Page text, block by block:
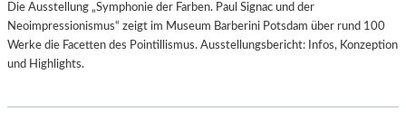
Die Ausstellung „Symphonie der Farben. Paul Signac und der
Neoimpressionismus“ zeigt im Museum Barberini Potsdam über rund 100
Werke die Facetten des Pointillismus. Ausstellungsbericht: Infos, Konzeption
und Highlights.